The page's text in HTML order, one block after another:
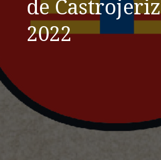
de Castrojeriz
2022